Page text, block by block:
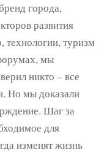
города,
развития
технологии, туризм
мы
никто – все
Но мы доказали
Шаг за
для
изменят жизнь